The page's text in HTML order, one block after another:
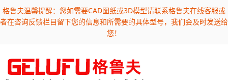
格鲁夫温馨提醒：您如需要CAD图纸或3D模型请联系格鲁夫在线客服或
者在咨询反馈栏目留下您的信息和所需要的具体型号，我们会及时发送给
您！